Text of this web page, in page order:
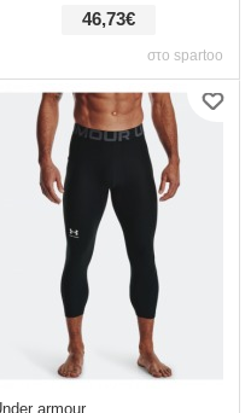
στο spartoo
46,73€
Under armour